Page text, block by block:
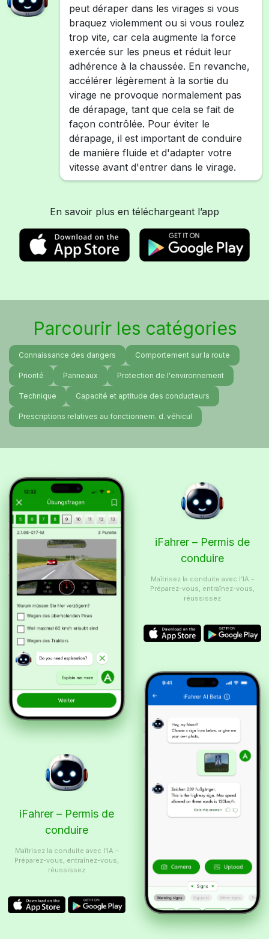
peut déraper dans les virages si vous
braquez violemment ou si vous roulez
trop vite, car cela augmente la force
exercée sur les pneus et réduit leur
adhérence à la chaussée. En revanche,
accélérer légèrement à la sortie du
virage ne provoque normalement pas
de dérapage, tant que cela se fait de
façon contrôlée. Pour éviter le
dérapage, il est important de conduire
de manière fluide et d'adapter votre
vitesse avant d'entrer dans le virage.
En savoir plus en téléchargeant l’app
Parcourir les catégories
Connaissance des dangers Comportement sur la route
Priorité Panneaux Protection de l'environnement
Technique Capacité et aptitude des conducteurs
Prescriptions relatives au fonctionnem. d. véhicul
iFahrer – Permis de
conduire
Maîtrisez la conduite avec l’IA –
Préparez-vous, entraînez-vous,
réussissez
iFahrer – Permis de
conduire
Maîtrisez la conduite avec l’IA –
Préparez-vous, entraînez-vous,
réussissez